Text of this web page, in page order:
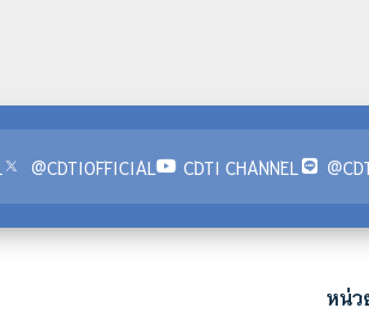
@CDTIOFFICIAL CDTI CHANNEL
หน่ว